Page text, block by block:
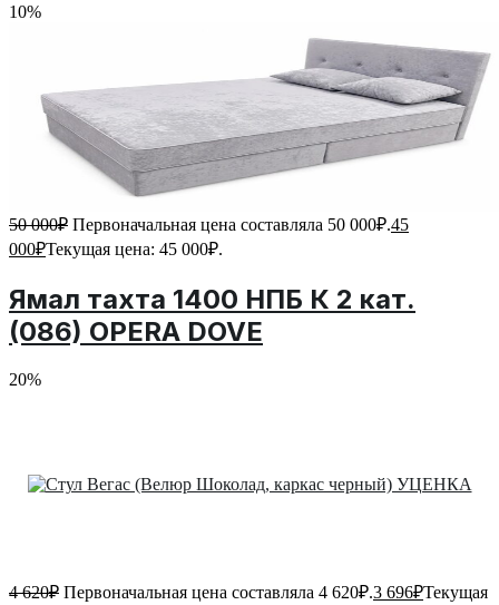
10%
50 000₽ Первоначальная цена составляла 50 000₽.45
000₽Текущая цена: 45 000₽.
Ямал тахта 1400 НПБ К 2 кат.
(086) OPERA DOVE
20%
4 620₽ Первоначальная цена составляла 4 620₽.3 696₽Текущая